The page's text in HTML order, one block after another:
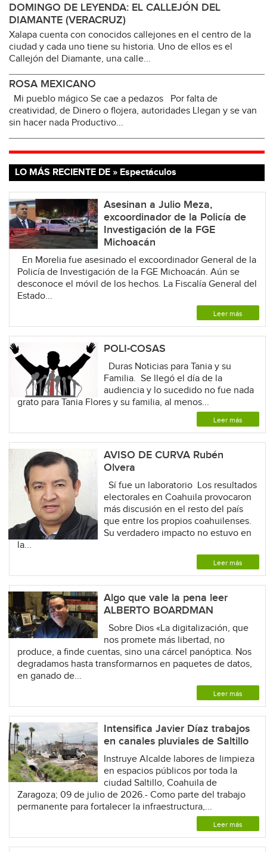
DOMINGO DE LEYENDA: EL CALLEJÓN DEL
DIAMANTE (VERACRUZ)
Xalapa cuenta con conocidos callejones en el centro de la
ciudad y cada uno tiene su historia. Uno de ellos es el
Callejón del Diamante, una calle...
ROSA MEXICANO
Mi pueblo mágico Se cae a pedazos Por falta de
creatividad, de Dinero o flojera, autoridades Llegan y se van
sin hacer nada Productivo...
LO MÁS RECIENTE DE » Espectáculos
Asesinan a Julio Meza,
excoordinador de la Policía de
Investigación de la FGE
Michoacán
En Morelia fue asesinado el excoordinador General de la
Policía de Investigación de la FGE Michoacán. Aún se
desconoce el móvil de los hechos. La Fiscalía General del
Estado...
Leer más
POLI-COSAS
Duras Noticias para Tania y su
Familia. Se llegó el día de la
audiencia y lo sucedido no fue nada
grato para Tania Flores y su familia, al menos...
Leer más
AVISO DE CURVA Rubén
Olvera
Sí fue un laboratorio Los resultados
electorales en Coahuila provocaron
más discusión en el resto del país
que entre los propios coahuilenses.
Su verdadero impacto no estuvo en
la...
Leer más
Algo que vale la pena leer
ALBERTO BOARDMAN
Sobre Dios «La digitalización, que
nos promete más libertad, no
produce, a finde cuentas, sino una cárcel panóptica. Nos
degradamos hasta transformarnos en paquetes de datos,
en ganado de...
Leer más
Intensifica Javier Díaz trabajos
en canales pluviales de Saltillo
Instruye Alcalde labores de limpieza
en espacios públicos por toda la
ciudad Saltillo, Coahuila de
Zaragoza; 09 de julio de 2026.- Como parte del trabajo
permanente para fortalecer la infraestructura,...
Leer más